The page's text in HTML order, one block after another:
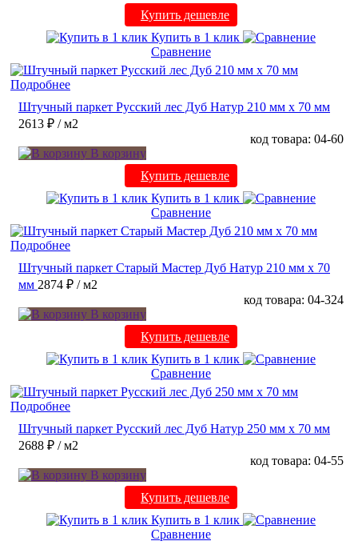
Купить дешевле
Купить в 1 клик
Сравнение
Подробнее
Штучный паркет Русский лес Дуб Натур 210 мм х 70 мм
2613 ₽ / м2
код товара: 04-60
В корзину
Купить дешевле
Купить в 1 клик
Сравнение
Подробнее
Штучный паркет Старый Мастер Дуб Натур 210 мм х 70
мм 2874 ₽ / м2
код товара: 04-324
В корзину
Купить дешевле
Купить в 1 клик
Сравнение
Подробнее
Штучный паркет Русский лес Дуб Натур 250 мм х 70 мм
2688 ₽ / м2
код товара: 04-55
В корзину
Купить дешевле
Купить в 1 клик
Сравнение